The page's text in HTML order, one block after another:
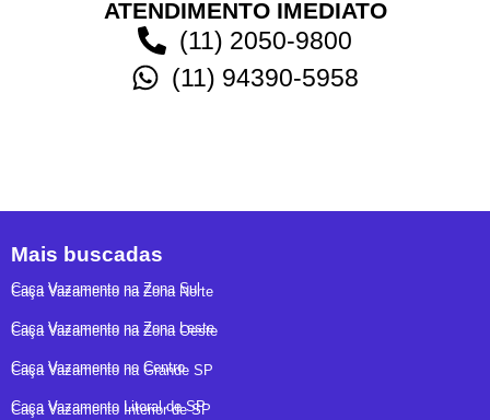
ATENDIMENTO IMEDIATO
(11) 2050-9800
(11) 94390-5958
Mais buscadas
Caça Vazamento na Zona Sul
Caça Vazamento na Zona Norte
Caça Vazamento na Zona Leste
Caça Vazamento na Zona Oeste
Caça Vazamento no Centro
Caça Vazamento na Grande SP
Caça Vazamento Litoral de SP
Caça Vazamento Interior de SP